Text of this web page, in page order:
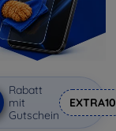
Rabatt
mit
Gutschein
EXTRA10